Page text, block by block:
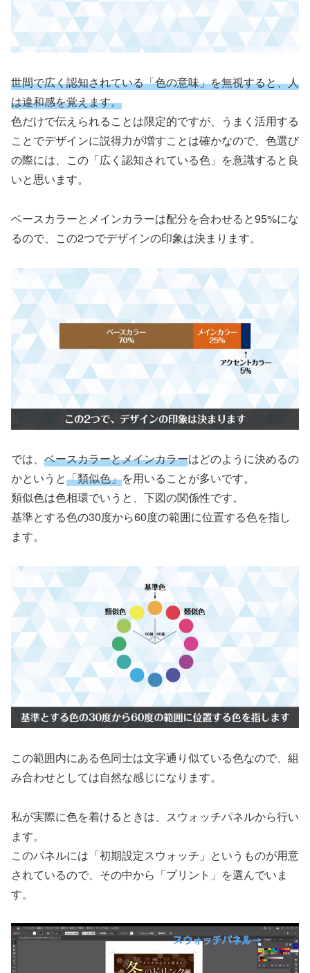
世間で広く認知されている「色の意味」を無視すると、人
は違和感を覚えます。
色だけで伝えられることは限定的ですが、うまく活用する
ことでデザインに説得力が増すことは確かなので、色選び
の際には、この「広く認知されている色」を意識すると良
いと思います。
ベースカラーとメインカラーは配分を合わせると95%にな
るので、この2つでデザインの印象は決まります。
では、 ベースカラーとメインカラーはどのように決めるの
かというと「類似色」を用いることが多いです。
類似色は色相環でいうと、下図の関係性です。
基準とする色の30度から60度の範囲に位置する色を指し
ます。
この範囲内にある色同士は文字通り似ている色なので、組
み合わせとしては自然な感じになります。
私が実際に色を着けるときは、スウォッチパネルから行い
ます。
このパネルには「初期設定スウォッチ」というものが用意
されているので、その中から「プリント」を選んでいま
す。